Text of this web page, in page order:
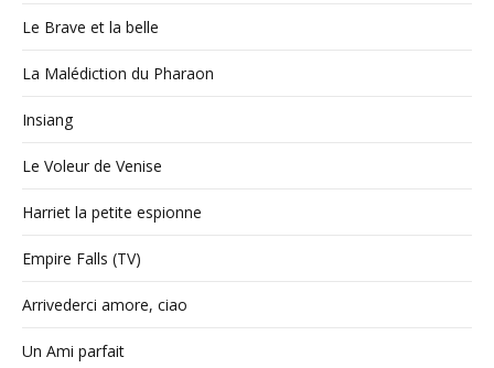
Le Brave et la belle
La Malédiction du Pharaon
Insiang
Le Voleur de Venise
Harriet la petite espionne
Empire Falls (TV)
Arrivederci amore, ciao
Un Ami parfait